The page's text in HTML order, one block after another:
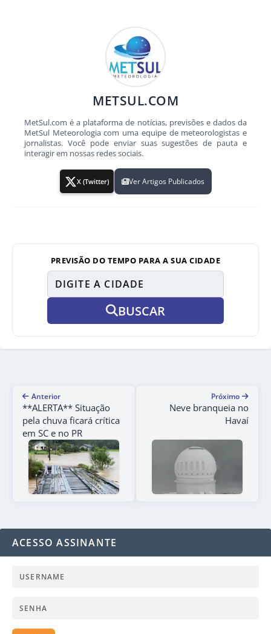
METSUL.COM
MetSul.com é a plataforma de notícias, previsões e dados da
MetSul Meteorologia com uma equipe de meteorologistas e
jornalistas. Você pode enviar suas sugestões de pauta e
interagir em nossas redes sociais.
X (Twitter) Ver Artigos Publicados
PREVISÃO DO TEMPO PARA A SUA CIDADE
BUSCAR
Anterior
**ALERTA** Situação
pela chuva ficará crítica
em SC e no PR
Próximo
Neve branqueia no
Havaí
ACESSO ASSINANTE